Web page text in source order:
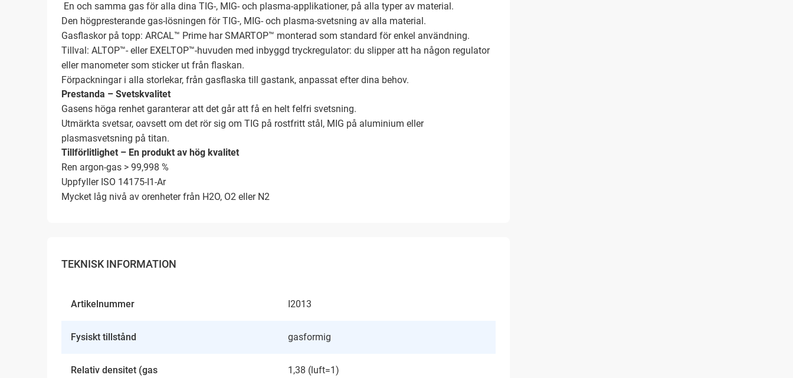
En och samma gas för alla dina TIG-, MIG- och plasma-applikationer, på alla typer av material.
Den högpresterande gas-lösningen för TIG-, MIG- och plasma-svetsning av alla material.
Gasflaskor på topp: ARCAL™ Prime har SMARTOP™ monterad som standard för enkel användning.
Tillval: ALTOP™- eller EXELTOP™-huvuden med inbyggd tryckregulator: du slipper att ha någon regulator
eller manometer som sticker ut från flaskan.
Förpackningar i alla storlekar, från gasflaska till gastank, anpassat efter dina behov.
Prestanda – Svetskvalitet
Gasens höga renhet garanterar att det går att få en helt felfri svetsning.
Utmärkta svetsar, oavsett om det rör sig om TIG på rostfritt stål, MIG på aluminium eller
plasmasvetsning på titan.
Tillförlitlighet – En produkt av hög kvalitet
Ren argon-gas > 99,998 %
Uppfyller ISO 14175-I1-Ar
Mycket låg nivå av orenheter från H2O, O2 eller N2
TEKNISK INFORMATION
Artikelnummer I2013
Fysiskt tillstånd gasformig
Relativ densitet (gas 1,38 (luft=1)